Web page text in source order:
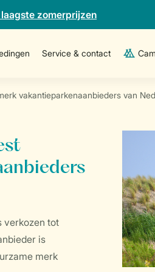
zomerprijzen
Service & contact
vakantieparkenaanbieders van
verkozen tot
is
merk